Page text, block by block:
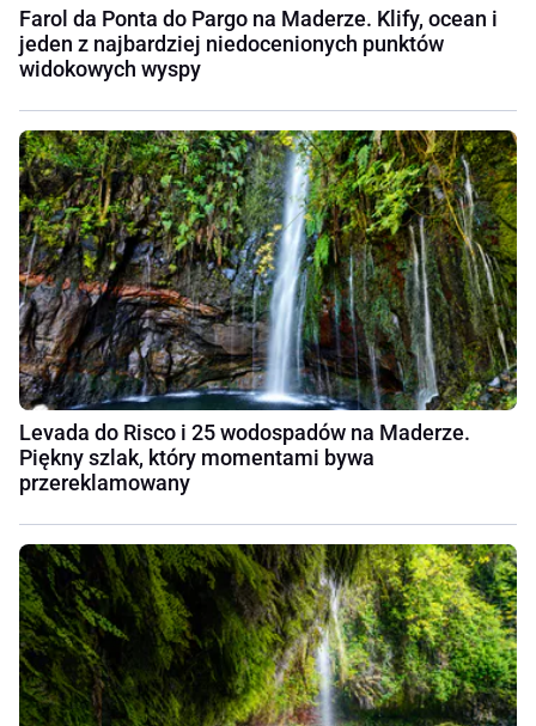
Farol da Ponta do Pargo na Maderze. Klify, ocean i
jeden z najbardziej niedocenionych punktów
widokowych wyspy
Levada do Risco i 25 wodospadów na Maderze.
Piękny szlak, który momentami bywa
przereklamowany